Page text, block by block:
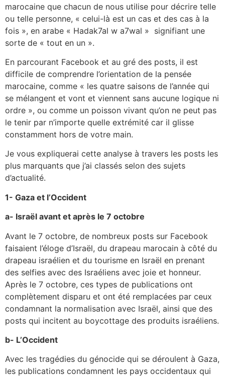
marocaine que chacun de nous utilise pour décrire telle
ou telle personne, « celui-là est un cas et des cas à la
fois », en arabe « Hadak7al w a7wal » signifiant une
sorte de « tout en un ».
En parcourant Facebook et au gré des posts, il est
difficile de comprendre l’orientation de la pensée
marocaine, comme « les quatre saisons de l’année qui
se mélangent et vont et viennent sans aucune logique ni
ordre », ou comme un poisson vivant qu’on ne peut pas
le tenir par n’importe quelle extrémité car il glisse
constamment hors de votre main.
Je vous expliquerai cette analyse à travers les posts les
plus marquants que j’ai classés selon des sujets
d’actualité.
1- Gaza et l’Occident
a- Israël avant et après le 7 octobre
Avant le 7 octobre, de nombreux posts sur Facebook
faisaient l’éloge d’Israël, du drapeau marocain à côté du
drapeau israélien et du tourisme en Israël en prenant
des selfies avec des Israéliens avec joie et honneur.
Après le 7 octobre, ces types de publications ont
complètement disparu et ont été remplacées par ceux
condamnant la normalisation avec Israël, ainsi que des
posts qui incitent au boycottage des produits israéliens.
b- L’Occident
Avec les tragédies du génocide qui se déroulent à Gaza,
les publications condamnent les pays occidentaux qui